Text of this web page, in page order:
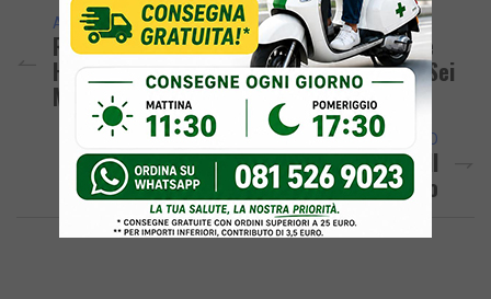
ARTICOLO PRECEDENTE
Rogo A Monte Di Procida: Il Piromane Che
Ha Aggredito I Carabinieri Condannato A Sei
Mesi
ARTICOLO SUCCESSIVO
Il Consiglio Comunale Di Quarto Approva Il
Bilancio